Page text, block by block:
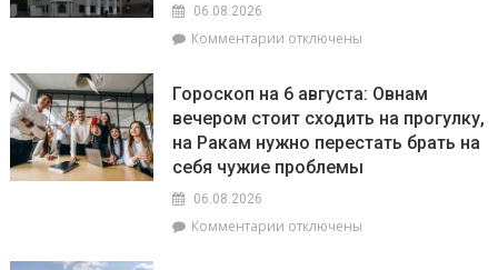
Брагинской
06.08.2026
Комментарии к
проводит
конкурс,
посвящённый
110-
милиции
отключены
Гороскоп на 6 августа: Овнам
вечером стоит сходить на прогулку,
на Ракам нужно перестать брать на
себя чужие проблемы
06.08.2026
Комментарии котключены